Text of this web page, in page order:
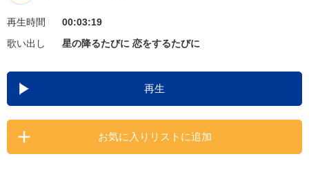
お知らせ よくあるご質問
DAMの新曲・ランキングなど
カラオケ最新情報をチェック！
再生時間
00:03:19
歌い出し
星の降るたびに 恋をするたびに
再生
お気に入りリストに追加